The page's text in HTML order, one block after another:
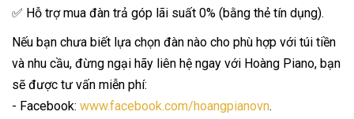
✅ Hỗ trợ mua đàn trả góp lãi suất 0% (bằng thẻ tín dụng).
Nếu bạn chưa biết lựa chọn đàn nào cho phù hợp với túi tiền
và nhu cầu, đừng ngại hãy liên hệ ngay với Hoàng Piano, bạn
sẽ được tư vấn miễn phí:
- Facebook: www.facebook.com/hoangpianovn.